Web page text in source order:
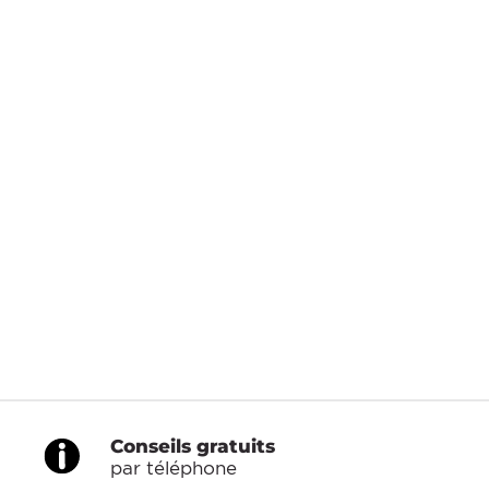
Conseils gratuits
par téléphone